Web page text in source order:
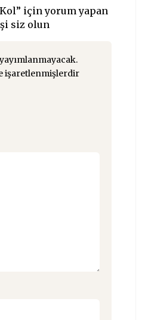
Kol” için yorum yapan
siz olun
işaretlenmişlerdir